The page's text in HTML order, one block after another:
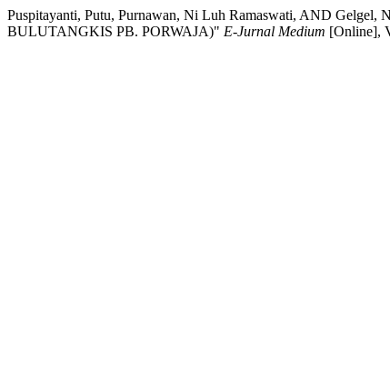
Puspitayanti, Putu, Purnawan, Ni Luh Ramaswati, AND
BULUTANGKIS PB. PORWAJA)" E-Jurnal Medium [Online],